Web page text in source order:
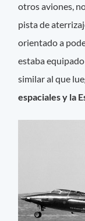
otros aviones,
pista de
orientado a
estaba
similar al que
espaciales y la